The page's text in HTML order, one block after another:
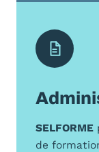
SELFORME
de